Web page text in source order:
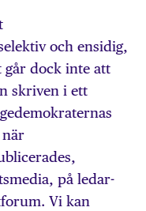
och ensidig,
går dock inte att
skriven i ett
när
på ledar-
Vi kan